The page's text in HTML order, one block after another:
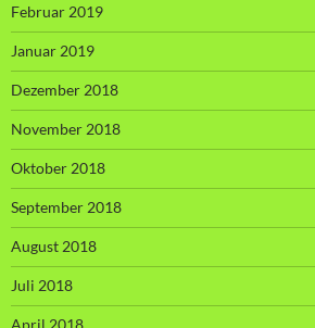
Februar 2019
Januar 2019
Dezember 2018
November 2018
Oktober 2018
September 2018
August 2018
Juli 2018
April 2018